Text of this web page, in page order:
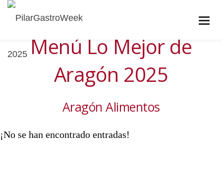
Menú Lo Mejor de
Aragón 2025
Aragón Alimentos
¡No se han encontrado entradas!